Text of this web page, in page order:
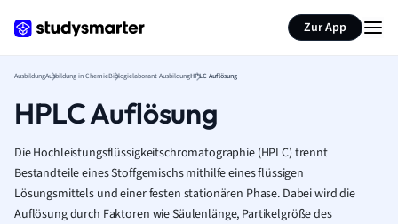
Zur App
AusbildungAusbildung in ChemieBiologielaborant AusbildungHPLC Auflösung
HPLC Auflösung
Die Hochleistungsflüssigkeitschromatographie (HPLC) trennt
Bestandteile eines Stoffgemischs mithilfe eines flüssigen
Lösungsmittels und einer festen stationären Phase. Dabei wird die
Auflösung durch Faktoren wie Säulenlänge, Partikelgröße des